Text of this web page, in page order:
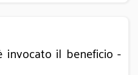
invocato il beneficio -